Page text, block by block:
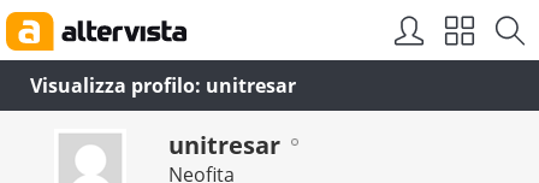
Visualizza profilo: unitresar
unitresar
Neofita